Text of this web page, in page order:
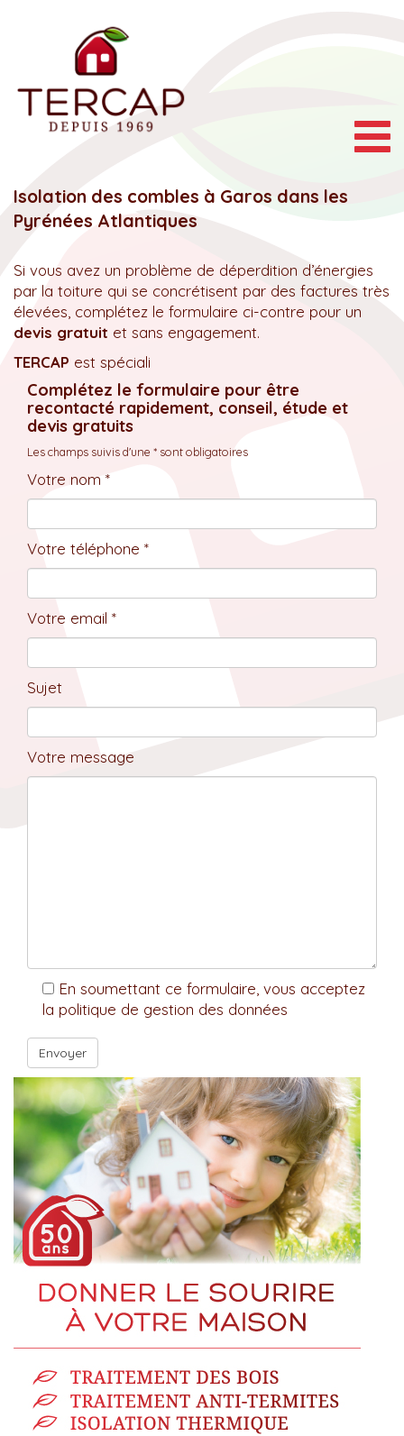
Isolation des combles à Garos dans les
Pyrénées Atlantiques
Si vous avez un problème de déperdition d’énergies
par la toiture qui se concrétisent par des factures très
élevées, complétez le formulaire ci-contre pour un
devis gratuit et sans engagement.
TERCAP est spéciali
Complétez le formulaire pour être
recontacté rapidement, conseil, étude et
devis gratuits
Les champs suivis d'une * sont obligatoires
Votre nom *
Votre téléphone *
Votre email *
Sujet
Votre message
En soumettant ce formulaire, vous acceptez
la politique de gestion des données